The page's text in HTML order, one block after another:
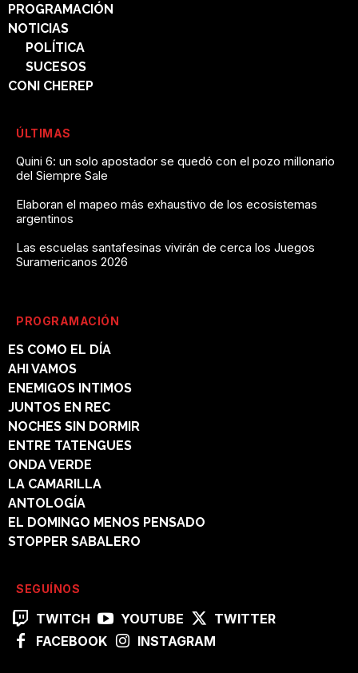
PROGRAMACIÓN
NOTICIAS
POLÍTICA
SUCESOS
CONI CHEREP
ÚLTIMAS
Quini 6: un solo apostador se quedó con el pozo millonario
del Siempre Sale
Elaboran el mapeo más exhaustivo de los ecosistemas
argentinos
Las escuelas santafesinas vivirán de cerca los Juegos
Suramericanos 2026
PROGRAMACIÓN
ES COMO EL DÍA
AHI VAMOS
ENEMIGOS INTIMOS
JUNTOS EN REC
NOCHES SIN DORMIR
ENTRE TATENGUES
ONDA VERDE
LA CAMARILLA
ANTOLOGÍA
EL DOMINGO MENOS PENSADO
STOPPER SABALERO
SEGUÍNOS
TWITCH YOUTUBE
TWITTER
FACEBOOK
INSTAGRAM